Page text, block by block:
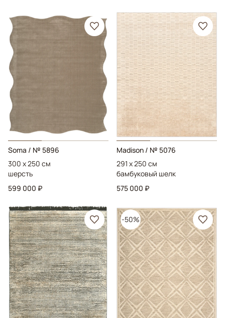
Soma / № 5896
300 x 250 см
шерсть
599 000 ₽
Madison / № 5076
291 x 250 см
бамбуковый шелк
575 000 ₽
-50%